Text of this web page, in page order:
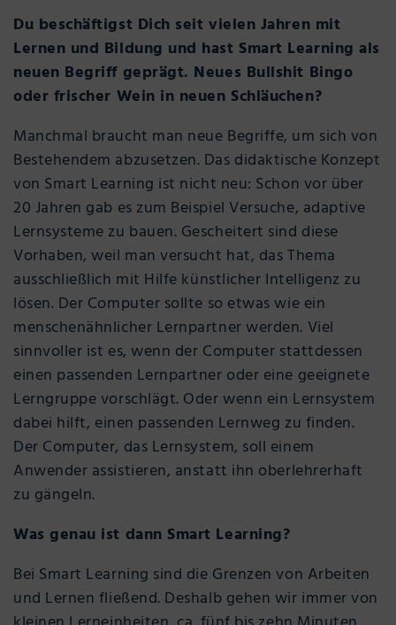
Du beschäftigst Dich seit vielen Jahren mit
Lernen und Bildung und hast Smart Learning als
neuen Begriff geprägt. Neues Bullshit Bingo
oder frischer Wein in neuen Schläuchen?
Manchmal braucht man neue Begriffe, um sich von
Bestehendem abzusetzen. Das didaktische Konzept
von Smart Learning ist nicht neu: Schon vor über
20 Jahren gab es zum Beispiel Versuche, adaptive
Lernsysteme zu bauen. Gescheitert sind diese
Vorhaben, weil man versucht hat, das Thema
ausschließlich mit Hilfe künstlicher Intelligenz zu
lösen. Der Computer sollte so etwas wie ein
menschenähnlicher Lernpartner werden. Viel
sinnvoller ist es, wenn der Computer stattdessen
einen passenden Lernpartner oder eine geeignete
Lerngruppe vorschlägt. Oder wenn ein Lernsystem
dabei hilft, einen passenden Lernweg zu finden.
Der Computer, das Lernsystem, soll einem
Anwender assistieren, anstatt ihn oberlehrerhaft
zu gängeln.
Was genau ist dann Smart Learning?
Bei Smart Learning sind die Grenzen von Arbeiten
und Lernen fließend. Deshalb gehen wir immer von